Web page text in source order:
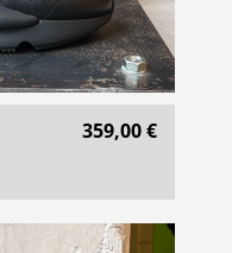
359,00 €